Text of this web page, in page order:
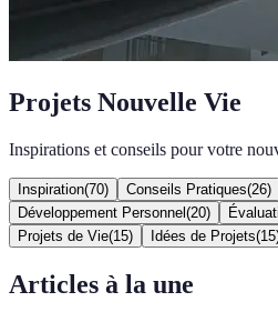
Projets Nouvelle Vie
Inspirations et conseils pour votre
Inspiration(70) Conseils Pratiques(26)
Développement Personnel (20)
Projets de Vie(15) Idées de Projets(15
Articles à la une